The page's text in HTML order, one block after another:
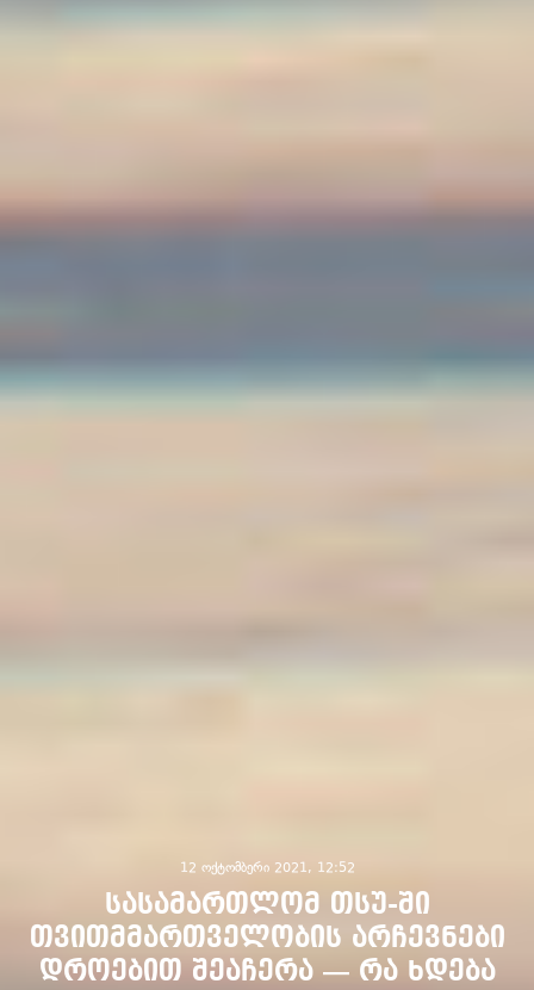
12 ოქტომბერი 2021, 12:52
სასამართლომ თსუ-ში
თვითმმართველობის არჩევნები
დროებით შეაჩერა — რა ხდება